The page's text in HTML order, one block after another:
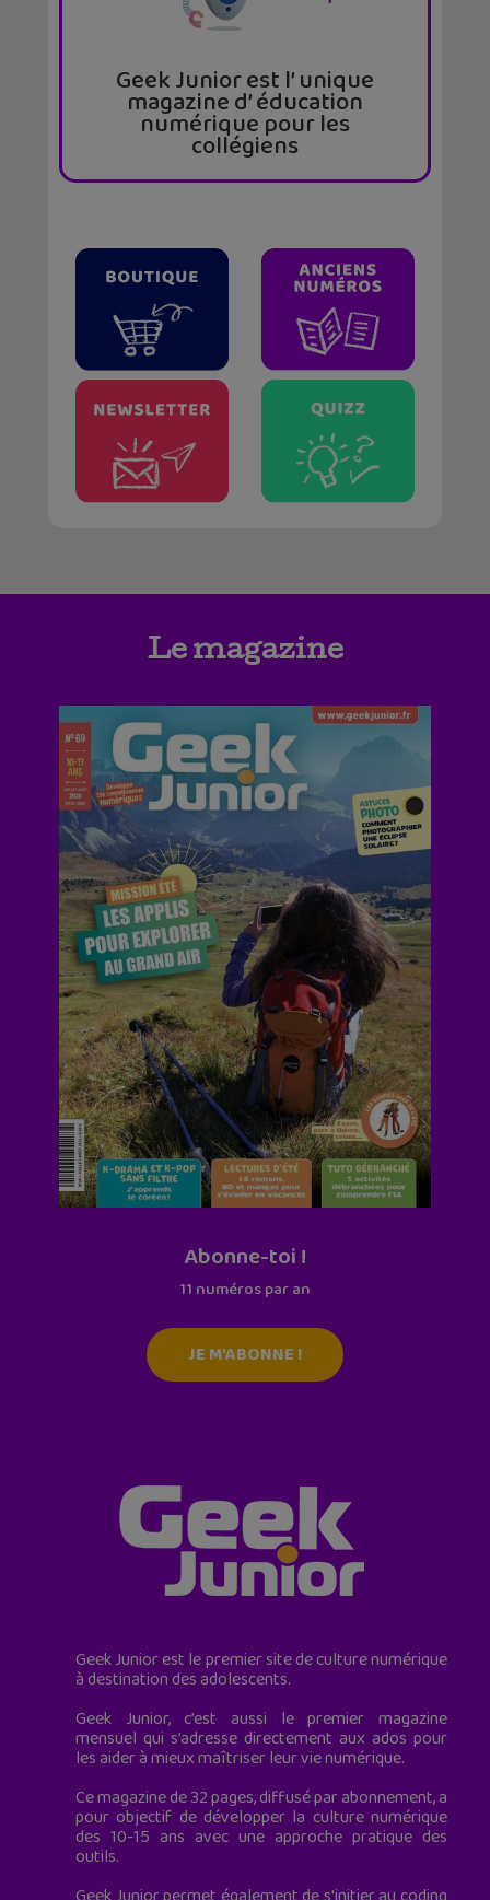
Geek Junior est l’ unique
magazine d’ éducation
numérique pour les
collégiens
Le magazine
Abonne-toi !
11 numéros par an
JE M'ABONNE !
Geek Junior est le premier site de culture numérique
à destination des adolescents.
Geek Junior, c’est aussi le premier magazine
mensuel qui s’adresse directement aux ados pour
les aider à mieux maîtriser leur vie numérique.
Ce magazine de 32 pages, diffusé par abonnement, a
pour objectif de développer la culture numérique
des 10-15 ans avec une approche pratique des
outils.